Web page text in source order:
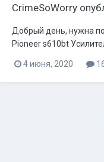
CrimeSoWorry
Добрый день, нужна
Pioneer s610bt
16.5 запитаны от
головы Саб - Ural
- AMP Решил
4 июня, 2020